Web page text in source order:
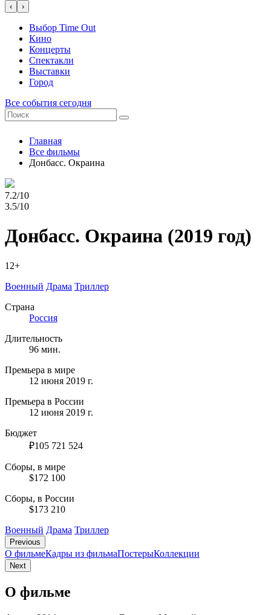
‹ ›
Выбор Time Out
Кино
Концерты
Спектакли
Выставки
Город
Все события сегодня
Главная
Все фильмы
Донбасс. Окраина
7.2/10
3.5/10
Донбасс. Окраина (2019 год)
12+
Военный Драма Триллер
Страна
Россия
Длительность
96 мин.
Премьера в мире
12 июня 2019 г.
Премьера в России
12 июня 2019 г.
Бюджет
₽105 721 524
Сборы, в мире
$172 100
Сборы, в России
$173 210
Военный Драма Триллер
Previous
О фильмеКадры из фильмaПостерыКоллекции
Next
О фильме